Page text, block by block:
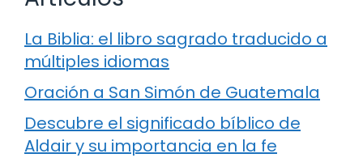
La Biblia: el libro sagrado traducido a
múltiples idiomas
Oración a San Simón de Guatemala
Descubre el significado bíblico de
Aldair y su importancia en la fe